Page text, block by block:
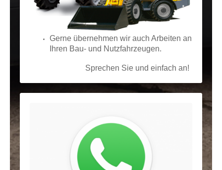
Gerne übernehmen wir auch Arbeiten an
Ihren Bau- und Nutzfahrzeugen.
Sprechen Sie und einfach an!